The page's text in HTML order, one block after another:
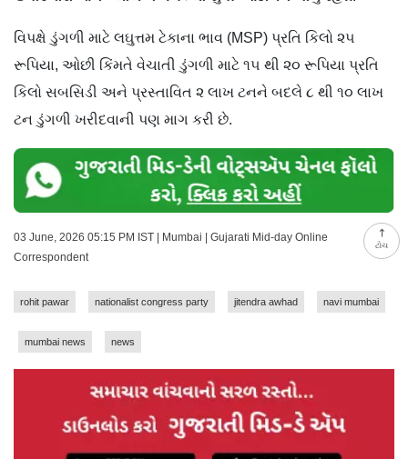
ટોચ
વિપક્ષે ડુંગળી માટે લઘુત્તમ ટેકાના ભાવ (MSP) પ્રતિ કિલો ૨૫
રૂપિયા, ઓછી કિંમતે વેચાતી ડુંગળી માટે ૧૫ થી ૨૦ રૂપિયા પ્રતિ
કિલો સબસિડી અને પ્રસ્તાવિત ૨ લાખ ટનને બદલે ૮ થી ૧૦ લાખ
ટન ડુંગળી ખરીદવાની પણ માગ કરી છે.
03 June, 2026 05:15 PM IST | Mumbai | Gujarati Mid-day Online
Correspondent
rohit pawar nationalist congress party jitendra awhad navi mumbai
mumbai news news